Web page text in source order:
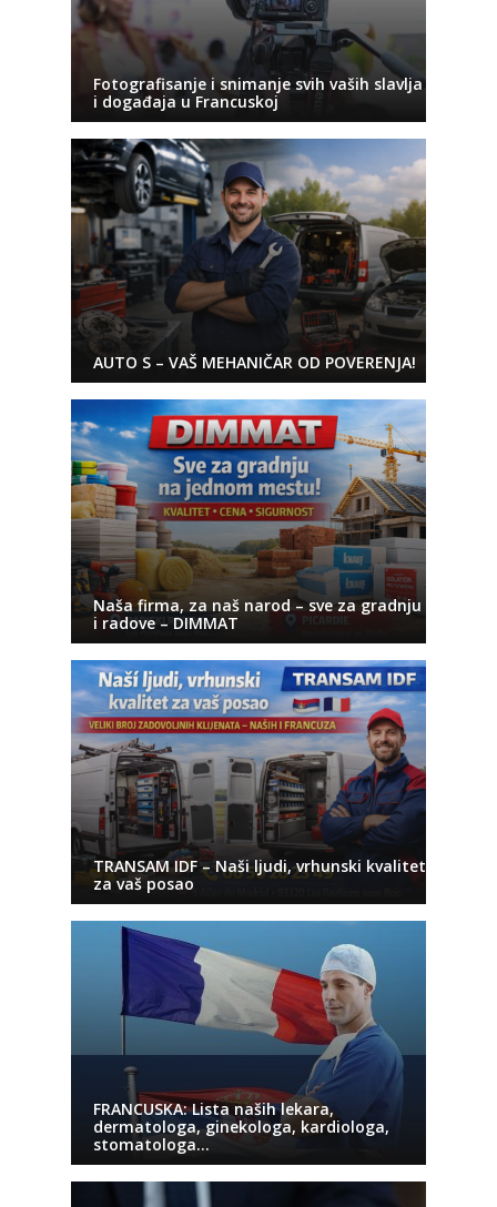
Fotografisanje i snimanje svih vaših slavlja
i događaja u Francuskoj
AUTO S – VAŠ MEHANIČAR OD POVERENJA!
Naša firma, za naš narod – sve za gradnju
i radove – DIMMAT
TRANSAM IDF – Naši ljudi, vrhunski kvalitet
za vaš posao
FRANCUSKA: Lista naših lekara,
dermatologa, ginekologa, kardiologa,
stomatologa…